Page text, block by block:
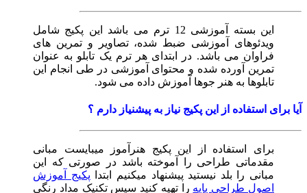
این بسته آموزشی 12 ترم می باشد این پکیج شامل
ویدئوهای آموزشی ضبط شده، تصاویر و تمرین های
فراوان می باشد. در ابتدای هر ترم یک تابلو به عنوان
تمرین آورده شده و محتوای آموزشی در طی انجام این
تابلوها به هنر جوها آموزش داده می شود.
آیا برای استفاده از این پکیج نیاز به پیشنیاز دارم ؟
برای استفاده از این پکیج هنرآموز میبایست مبانی
مقدماتی طراحی را آموخته باشد در صورتی که این
مبانی را بلد نیستید پیشنهاد میکنیم ابتدا پکیج آموزش
اصول طراحی پایه را تهیه کنید سپس تکنیک مداد رنگی